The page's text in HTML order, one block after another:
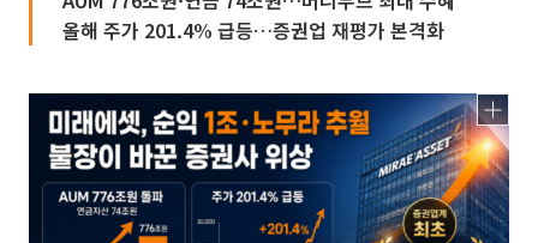
올해 주가 201.4% 급등…증권업 재평가 본격화